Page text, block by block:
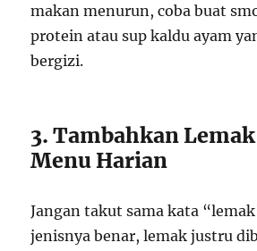
makan menurun, coba buat
protein atau sup kaldu ayam
bergizi.
3. Tambahkan
Menu Harian
Jangan takut sama kata
jenisnya benar, lemak justru